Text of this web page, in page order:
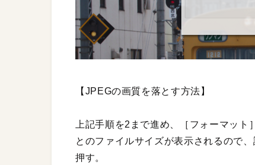
【JPEGの画質を落とす方法】
上記手順を2まで進め、［フォーマッ
とのファイルサイズが表示されるので
押す。